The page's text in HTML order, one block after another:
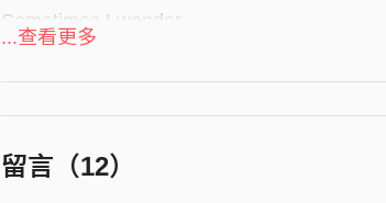
Sometimes I wonder
What drove you insane …
How can you score more kills
...查看更多
留言（12）